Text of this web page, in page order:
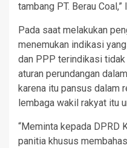
tambang PT. Berau
Pada saat melakukan
menemukan indikasi
dan PPP terindikasi
aturan perundangan
karena itu pansus dalam
lembaga wakil rakyat itu
“Meminta kepada DPRD
panitia khusus